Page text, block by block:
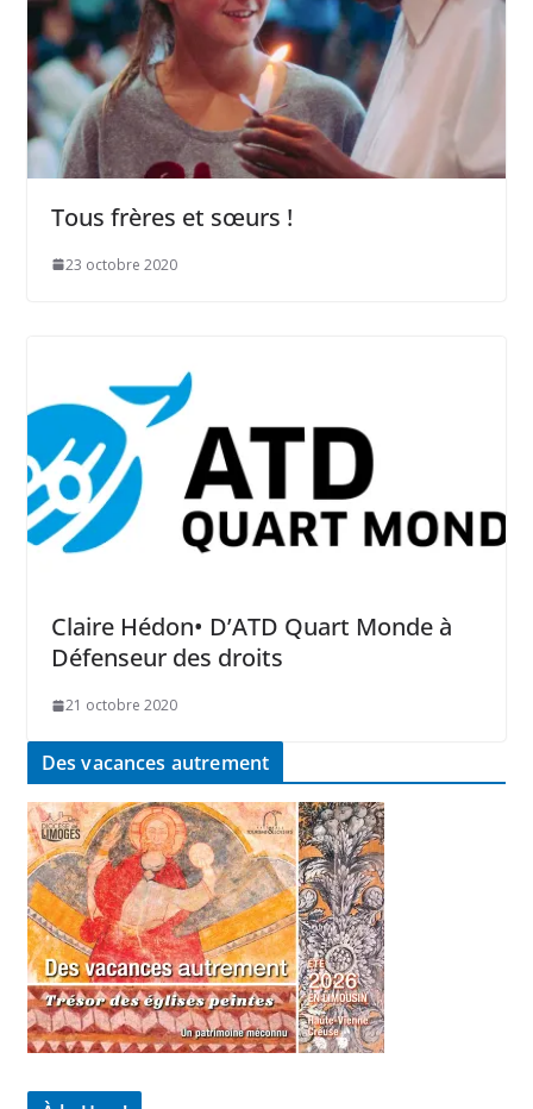
Tous frères et sœurs !
23 octobre 2020
Claire Hédon• D’ATD Quart Monde à
Défenseur des droits
21 octobre 2020
Des vacances autrement